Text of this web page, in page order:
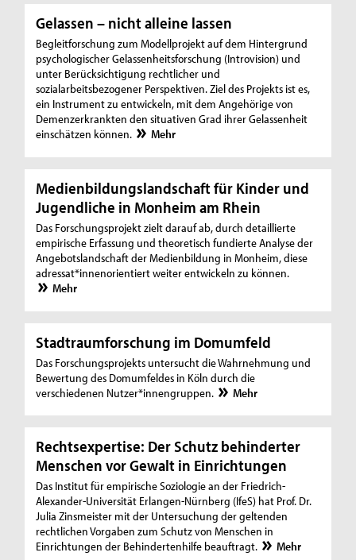
Gelassen – nicht alleine lassen
Begleitforschung zum Modellprojekt auf dem Hintergrund
psychologischer Gelassenheitsforschung (Introvision) und
unter Berücksichtigung rechtlicher und
sozialarbeitsbezogener Perspektiven. Ziel des Projekts ist es,
ein Instrument zu entwickeln, mit dem Angehörige von
Demenzerkrankten den situativen Grad ihrer Gelassenheit
einschätzen können.
Mehr
Medienbildungslandschaft für Kinder und
Jugendliche in Monheim am Rhein
Das Forschungsprojekt zielt darauf ab, durch detaillierte
empirische Erfassung und theoretisch fundierte Analyse der
Angebotslandschaft der Medienbildung in Monheim, diese
adressat*innenorientiert weiter entwickeln zu können.
Mehr
Stadtraumforschung im Domumfeld
Das Forschungsprojekts untersucht die Wahrnehmung und
Bewertung des Domumfeldes in Köln durch die
verschiedenen Nutzer*innengruppen.
Mehr
Rechtsexpertise: Der Schutz behinderter
Menschen vor Gewalt in Einrichtungen
Das Institut für empirische Soziologie an der Friedrich-
Alexander-Universität Erlangen-Nürnberg (IfeS) hat Prof. Dr.
Julia Zinsmeister mit der Untersuchung der geltenden
rechtlichen Vorgaben zum Schutz von Menschen in
Einrichtungen der Behindertenhilfe beauftragt.
Mehr